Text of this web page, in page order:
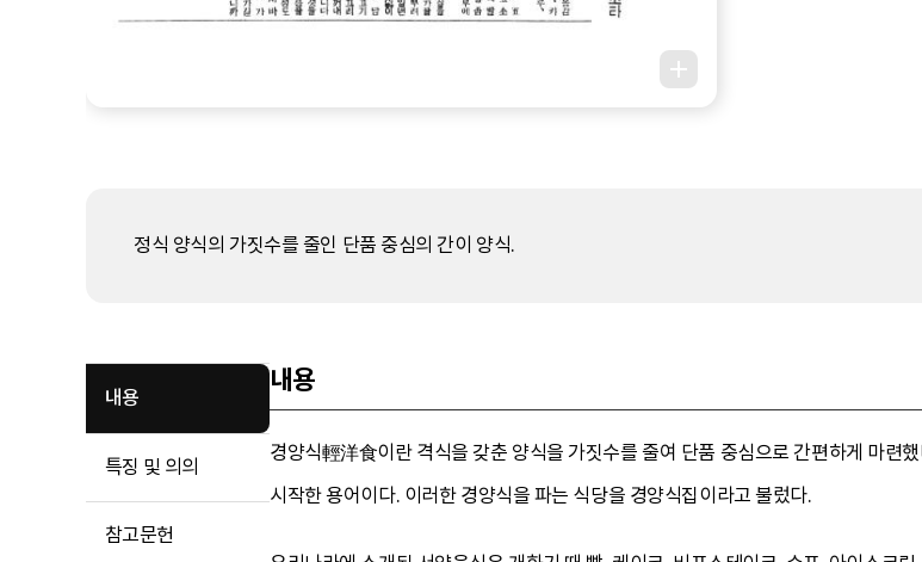
정식 양식의 가짓수를 줄인 단품 중심의 간이 양식.
내용
특징 및 의의
참고문헌
내용
경양식輕洋食이란 격식을 갖춘 양식을 가짓수를 줄여 단품 중심으로 간편하게 마련
시작한 용어이다. 이러한 경양식을 파는 식당을 경양식집이라고 불렀다.